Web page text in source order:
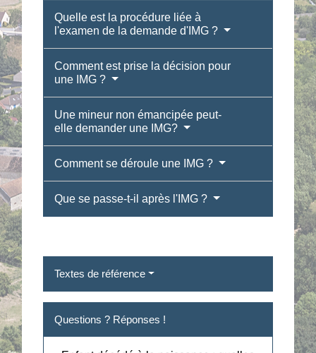
Quelle est la procédure liée à
l'examen de la demande d'IMG ?
Comment est prise la décision pour
une IMG ?
Une mineur non émancipée peut-
elle demander une IMG?
Comment se déroule une IMG ?
Que se passe-t-il après l'IMG ?
Textes de référence
Questions ? Réponses !